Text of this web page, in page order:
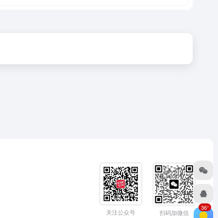
关注公众号 扫码加微信
36°